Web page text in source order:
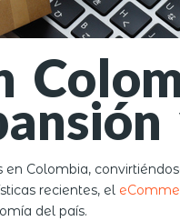
Colombia,
recientes, el
del país.